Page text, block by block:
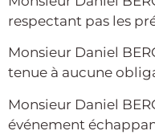
respectant pas les
Monsieur Daniel
tenue à aucune
Monsieur Daniel
événement